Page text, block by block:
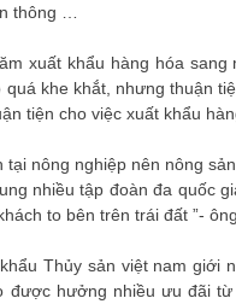
thông …
xuất khẩu hàng hóa
quá khe khắt, nhưng thuận
tiện cho việc xuất khẩu
tại nông nghiệp nên nông
nhiều tập đoàn đa quốc
to bên trên trái đất ”-
Thủy sản việt nam giới
được hưởng nhiều ưu đãi